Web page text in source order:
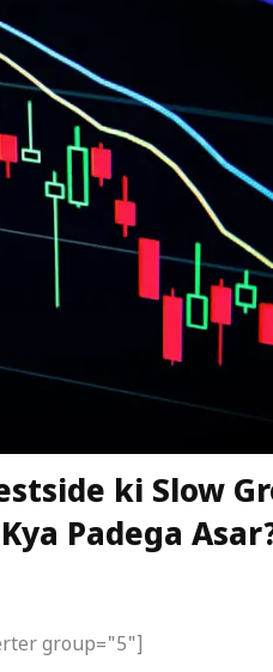
ki Slow
Padega
group="5"]